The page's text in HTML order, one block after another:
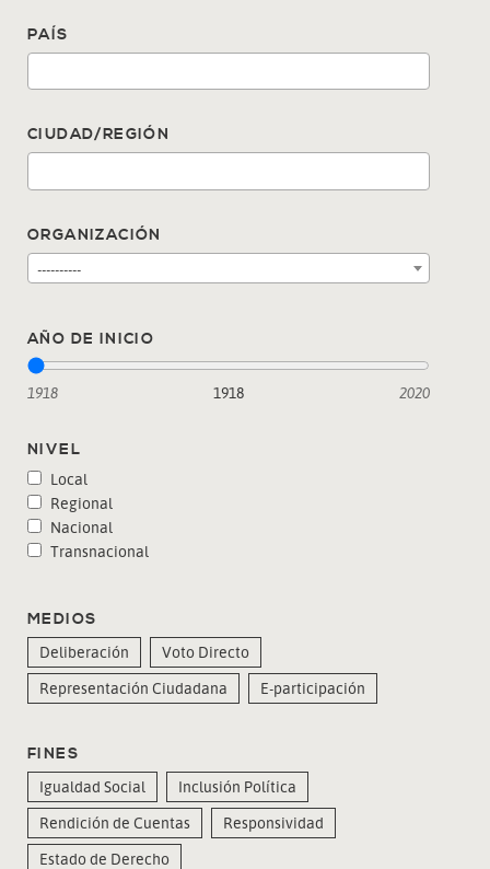
PAÍS
CIUDAD/REGIÓN
ORGANIZACIÓN
----------
AÑO DE INICIO
1918 2020
1918
NIVEL
Local
Regional
Nacional
Transnacional
MEDIOS
Deliberación
Voto Directo
Representación Ciudadana
E-participación
FINES
Igualdad Social
Inclusión Política
Rendición de Cuentas
Responsividad
Estado de Derecho